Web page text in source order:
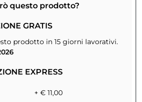
questo prodotto?
GRATIS
prodotto in 15 giorni lavorativi.
EXPRESS
+ € 11,00